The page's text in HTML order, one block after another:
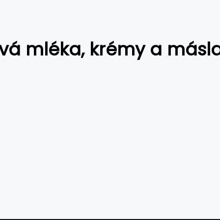
mléka, krémy a